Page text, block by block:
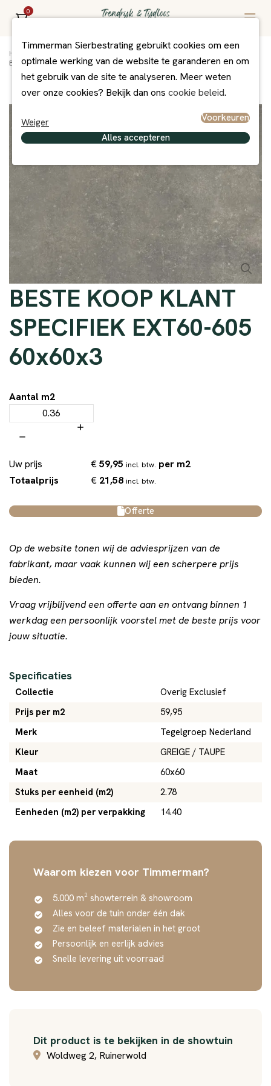
0
Home Overig Exclusief
BESTE KOOP KLANT SPECIFIEK EXT60-605 60x60x3
BESTE KOOP KLANT
SPECIFIEK EXT60-605
60x60x3
Aantal m2
Uw prijs €59,95 incl. btw. per m2
Totaalprijs
€ 21,58 incl. btw.
Offerte
Op de website tonen wij de adviesprijzen van de
fabrikant, maar vaak kunnen wij een scherpere prijs
bieden.
Vraag vrijblijvend een offerte aan en ontvang binnen 1
werkdag een persoonlijk voorstel met de beste prijs voor
jouw situatie.
Specificaties
Collectie
Overig Exclusief
Prijs per m2
59,95
Merk
Tegelgroep Nederland
Kleur
GREIGE / TAUPE
Maat
60x60
Stuks per eenheid (m2)
2.78
Eenheden (m2) per verpakking
14.40
Waarom kiezen voor Timmerman?
5.000 m² showterrein & showroom
Alles voor de tuin onder één dak
Zie en beleef materialen in het groot
Persoonlijk en eerlijk advies
Snelle levering uit voorraad
Dit product is te bekijken in de showtuin
Woldweg 2, Ruinerwold
Timmerman Sierbestrating gebruikt cookies om een
optimale werking van de website te garanderen en om
het gebruik van de site te analyseren. Meer weten
over onze cookies? Bekijk dan ons cookie beleid.
Weiger
Voorkeuren
Alles accepteren